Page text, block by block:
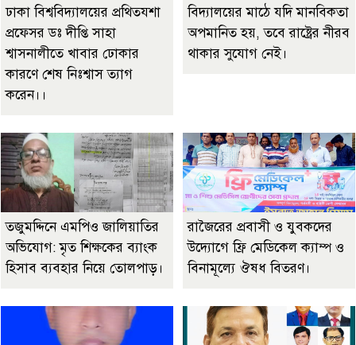
ঢাকা বিশ্ববিদ্যালয়ের প্রথিতযশা
প্রফেসর ডঃ দীপ্তি সাহা
শ্বাসনালীতে খাবার ঢোকার
কারণে শেষ নিঃশ্বাস ত্যাগ
করেন।।
বিদ্যালয়ের মাঠে যদি মানবিকতা
অপমানিত হয়, তবে রাষ্ট্রের নীরব
থাকার সুযোগ নেই।
তজুমদ্দিনে এমপিও জালিয়াতির
অভিযোগ: মৃত শিক্ষকের ব্যাংক
হিসাব ব্যবহার নিয়ে তোলপাড়।
রাজৈরের‌ প্রবাসী ও যুবকদের
উদ্যোগে ফ্রি মেডিকেল ক্যাম্প ও
বিনামূল্যে ঔষধ বিতরণ।